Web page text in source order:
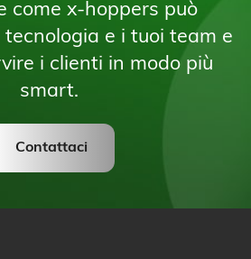
come x-hoppers può
e i tuoi team e
i clienti in modo più
smart.
Contattaci